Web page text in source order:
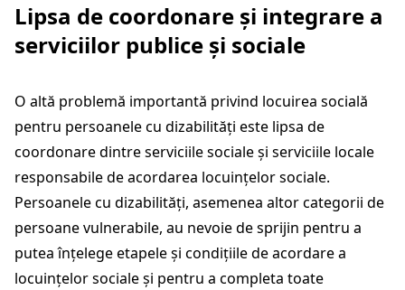
Lipsa de coordonare și integrare a
serviciilor publice și sociale
O altă problemă importantă privind locuirea socială
pentru persoanele cu dizabilități este lipsa de
coordonare dintre serviciile sociale și serviciile locale
responsabile de acordarea locuințelor sociale.
Persoanele cu dizabilități, asemenea altor categorii de
persoane vulnerabile, au nevoie de sprijin pentru a
putea înțelege etapele și condițiile de acordare a
locuințelor sociale și pentru a completa toate